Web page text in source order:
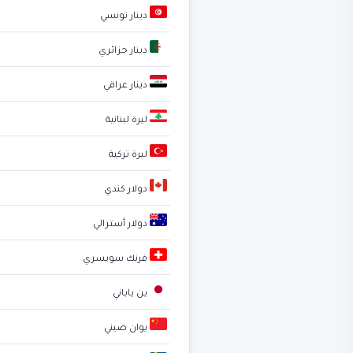
دينار تونسي
دينار جزائري
دينار عراقي
ليرة لبنانية
ليرة تركية
دولار كندي
دولار أسترالي
فرنك سويسري
ين ياباني
يوان صيني